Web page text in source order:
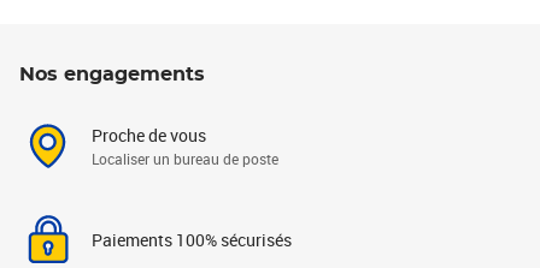
Nos engagements
Proche de vous
Localiser un bureau de poste
Paiements 100% sécurisés